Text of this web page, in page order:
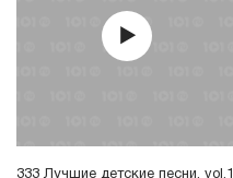
333 Лучшие детские песни, vol.1